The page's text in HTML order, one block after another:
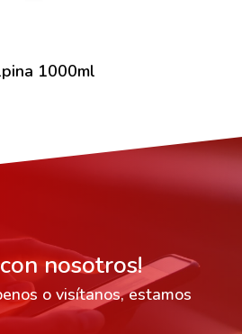
1000ml
nosotros!
o visítanos, estamos